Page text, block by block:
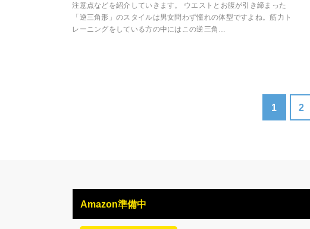
注意点などを紹介していきます。 ウエストとお腹が引き締まった
「逆三角形」のスタイルは男女問わず憧れの体型ですよね。筋力ト
レーニングをしている方の中にはこの逆三角…
1 2
Amazon準備中